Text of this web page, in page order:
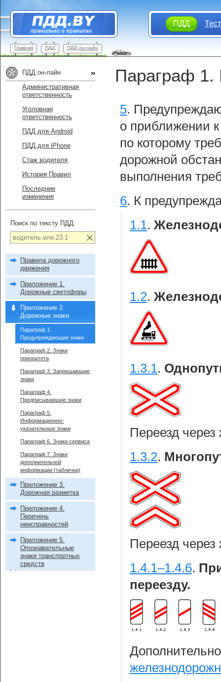
ПДД
Главная ПДД ПДД он-лайн
Параграф 1.
5.
о приближении
по которому
дорожной
выполнения
6. К
1.1.
1.2.
1.3.1.
Переезд
1.3.2.
Переезд
1.4.1–1.4.6.
переезду.
ПДД он-лайн
Административная
ответственность
Уголовная
ответственность
ПДД для Android
ПДД для iPhone
Стаж водителя
История Правил
Последние
изменения
Поиск по тексту ПДД:
Правила дорожного
движения
Приложение 1.
Дорожные светофоры
Приложение 2.
Дорожные знаки
Параграф 1.
Предупреждающие знаки
Параграф 2. Знаки
приоритета
Параграф 3. Запрещающие
знаки
Параграф 4.
Предписывающие знаки
Параграф 5.
Информационно-
указательные знаки
Параграф 6. Знаки сервиса
Параграф 7. Знаки
дополнительной
информации (таблички)
Приложение 3.
Дорожная разметка
Приложение 4.
Перечень
неисправностей
Приложение 5.
Опознавательные
знаки транспортных
средств